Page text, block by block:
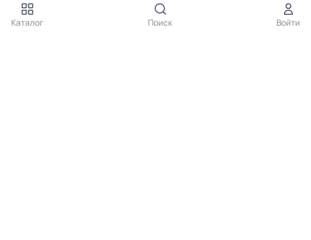
Каталог Поиск Войти
Подпишитесь на нашу рассылку